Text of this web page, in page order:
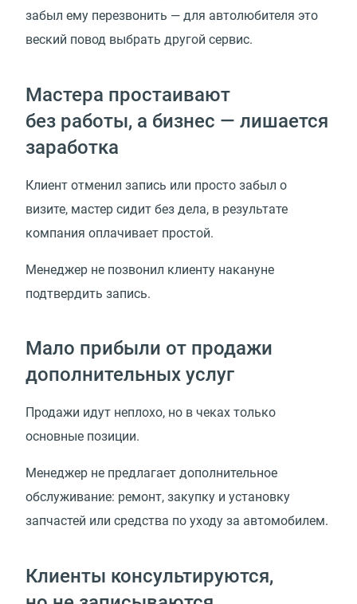
забыл ему перезвонить — для автолюбителя это
веский повод выбрать другой сервис.
Мастера простаивают
без работы, а бизнес — лишается
заработка
Клиент отменил запись или просто забыл о
визите, мастер сидит без дела, в результате
компания оплачивает простой.
Менеджер не позвонил клиенту накануне
подтвердить запись.
Мало прибыли от продажи
дополнительных услуг
Продажи идут неплохо, но в чеках только
основные позиции.
Менеджер не предлагает дополнительное
обслуживание: ремонт, закупку и установку
запчастей или средства по уходу за автомобилем.
Клиенты консультируются,